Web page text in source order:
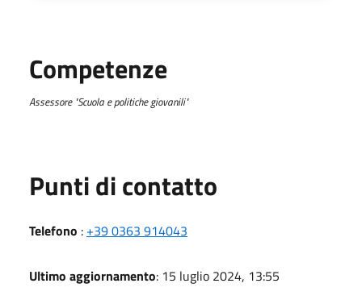
Competenze
Assessore "Scuola e politiche giovanili"
Punti di contatto
Telefono : +39 0363 914043
Ultimo aggiornamento: 15 luglio 2024, 13:55